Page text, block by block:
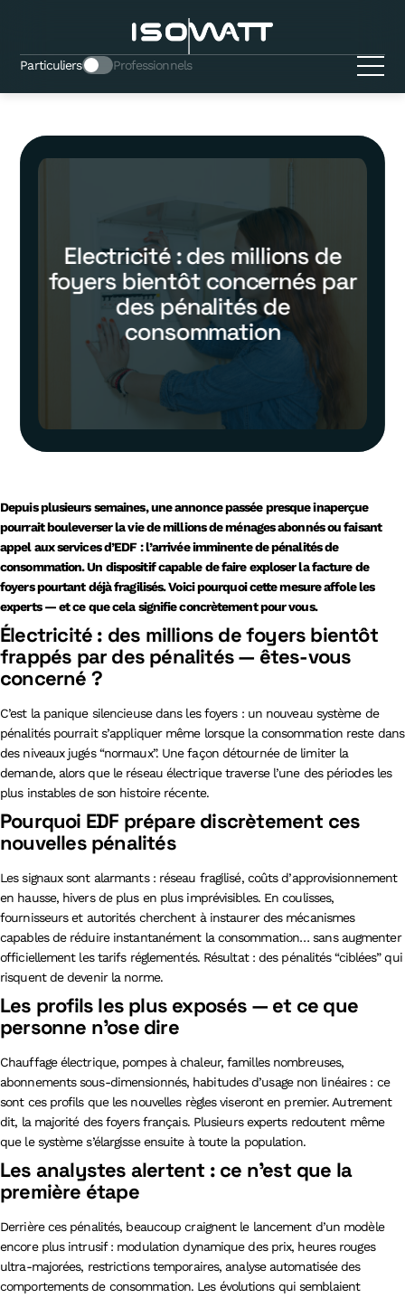
Particuliers Professionnels
Electricité : des millions de
foyers bientôt concernés par
des pénalités de
consommation
Depuis plusieurs semaines, une annonce passée presque inaperçue
pourrait bouleverser la vie de millions de ménages abonnés ou faisant
appel aux services d’EDF : l’arrivée imminente de pénalités de
consommation. Un dispositif capable de faire exploser la facture de
foyers pourtant déjà fragilisés. Voici pourquoi cette mesure affole les
experts — et ce que cela signifie concrètement pour vous.
Électricité : des millions de foyers bientôt
frappés par des pénalités — êtes-vous
concerné ?
C’est la panique silencieuse dans les foyers : un nouveau système de
pénalités pourrait s’appliquer même lorsque la consommation reste dans
des niveaux jugés “normaux”. Une façon détournée de limiter la
demande, alors que le réseau électrique traverse l’une des périodes les
plus instables de son histoire récente.
Pourquoi EDF prépare discrètement ces
nouvelles pénalités
Les signaux sont alarmants : réseau fragilisé, coûts d’approvisionnement
en hausse, hivers de plus en plus imprévisibles. En coulisses,
fournisseurs et autorités cherchent à instaurer des mécanismes
capables de réduire instantanément la consommation… sans augmenter
officiellement les tarifs réglementés. Résultat : des pénalités “ciblées” qui
risquent de devenir la norme.
Les profils les plus exposés — et ce que
personne n’ose dire
Chauffage électrique, pompes à chaleur, familles nombreuses,
abonnements sous-dimensionnés, habitudes d’usage non linéaires : ce
sont ces profils que les nouvelles règles viseront en premier. Autrement
dit, la majorité des foyers français. Plusieurs experts redoutent même
que le système s’élargisse ensuite à toute la population.
Les analystes alertent : ce n’est que la
première étape
Derrière ces pénalités, beaucoup craignent le lancement d’un modèle
encore plus intrusif : modulation dynamique des prix, heures rouges
ultra-majorées, restrictions temporaires, analyse automatisée des
comportements de consommation. Les évolutions qui semblaient